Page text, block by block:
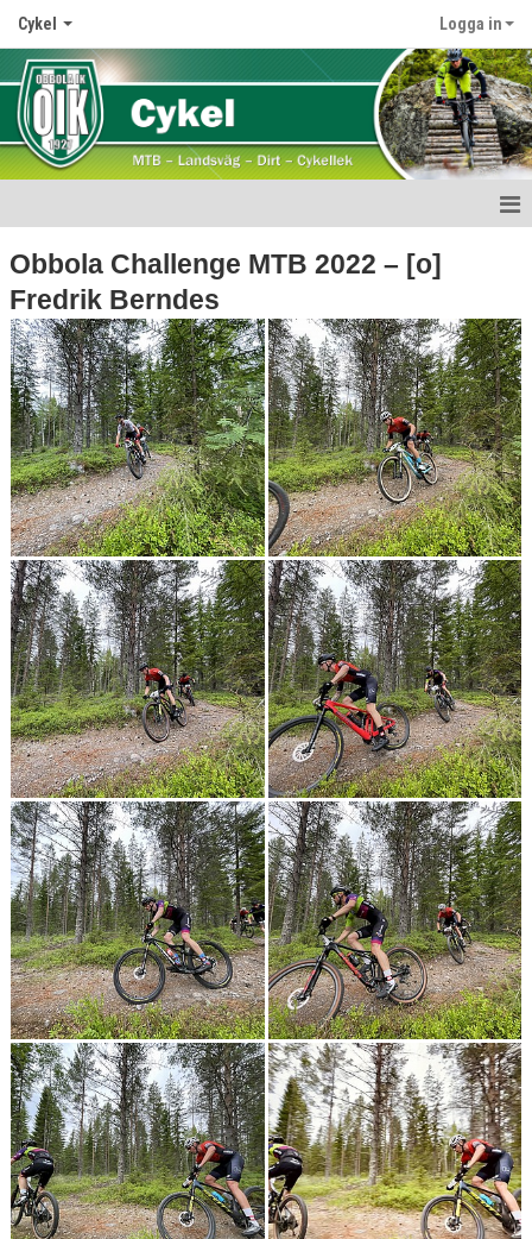
Cykel Logga in
Nyheter
Medlemskap
Verksamhet
Obbola Challenge
Kläder
Kalender
Bildgalleri
Dokument
Kontakt
Obbola Challenge MTB 2022 – [o]
Fredrik Berndes